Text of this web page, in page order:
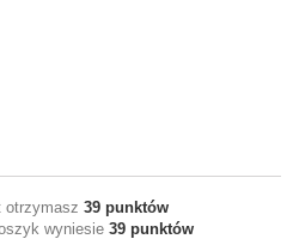
otrzymasz 39 punktów
wyniesie 39 punktów